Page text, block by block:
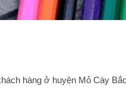
hàng ở huyện Mỏ Cày